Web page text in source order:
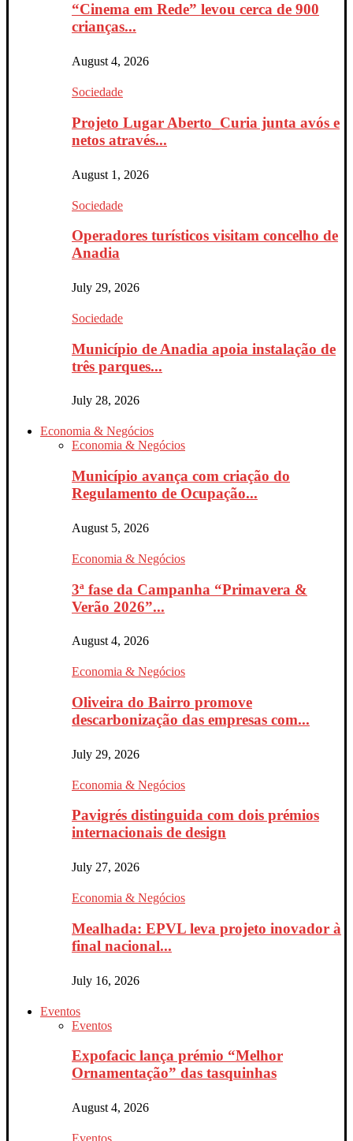
“Cinema em Rede” levou cerca de 900
crianças...
August 4, 2026
Sociedade
Projeto Lugar Aberto_Curia junta avós e
netos através...
August 1, 2026
Sociedade
Operadores turísticos visitam concelho de
Anadia
July 29, 2026
Sociedade
Município de Anadia apoia instalação de
três parques...
July 28, 2026
Economia & Negócios
Economia & Negócios
Município avança com criação do
Regulamento de Ocupação...
August 5, 2026
Economia & Negócios
3ª fase da Campanha “Primavera &
Verão 2026”...
August 4, 2026
Economia & Negócios
Oliveira do Bairro promove
descarbonização das empresas com...
July 29, 2026
Economia & Negócios
Pavigrés distinguida com dois prémios
internacionais de design
July 27, 2026
Economia & Negócios
Mealhada: EPVL leva projeto inovador à
final nacional...
July 16, 2026
Eventos
Eventos
Expofacic lança prémio “Melhor
Ornamentação” das tasquinhas
August 4, 2026
Eventos